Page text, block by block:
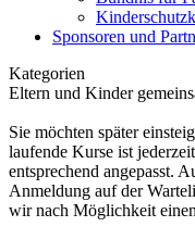
Sponsoren und
Kategorien
Eltern und Kinder
Sie möchten später
laufende Kurse ist
entsprechend angepasst.
Anmeldung auf der
wir nach Möglichkeit